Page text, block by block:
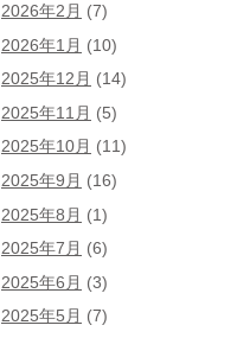
2026年2月 (7)
2026年1月 (10)
2025年12月 (14)
2025年11月 (5)
2025年10月 (11)
2025年9月 (16)
2025年8月 (1)
2025年7月 (6)
2025年6月 (3)
2025年5月 (7)